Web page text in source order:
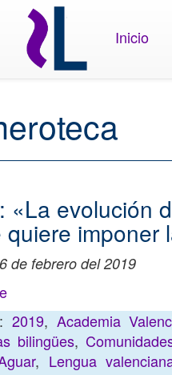
Inicio
«La evolución
quiere imponer
de febrero del 2019
2019, Academia
bilingües,
, Lengua